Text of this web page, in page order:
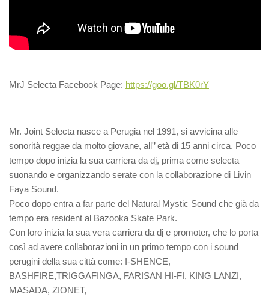
MrJ Selecta Facebook Page: https://goo.gl/TBK0rY
Mr. Joint Selecta nasce a Perugia nel 1991, si avvicina alle
sonorità reggae da molto giovane, all'’ età di 15 anni circa. Poco
tempo dopo inizia la sua carriera da dj, prima come selecta
suonando e organizzando serate con la collaborazione di Livin
Faya Sound.
Poco dopo entra a far parte del Natural Mystic Sound che già da
tempo era resident al Bazooka Skate Park.
Con loro inizia la sua vera carriera da dj e promoter, che lo porta
così ad avere collaborazioni in un primo tempo con i sound
perugini della sua città come: I-SHENCE,
BASHFIRE,TRIGGAFINGA, FARISAN HI-FI, KING LANZI,
MASADA, ZIONET,